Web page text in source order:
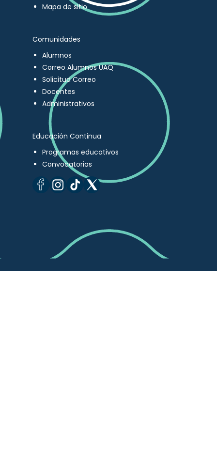
Mapa de sitio
Comunidades
Alumnos
Correo Alumnos UAQ
Solicitud Correo
Docentes
Administrativos
Educación Continua
Programas educativos
Convocatorias